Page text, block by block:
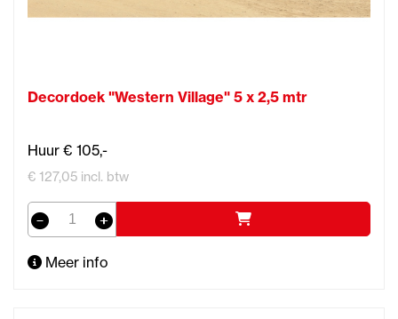
Decordoek "Western Village" 5 x 2,5 mtr
Huur € 105,-
€ 127,05 incl. btw
Meer info